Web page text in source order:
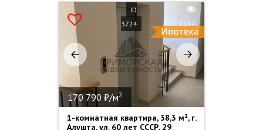
ID
3724
2014
170 790 ₽/м2
1-комнатная квартира, 38,3 м², г.
Алушта, ул. 60 лет СССР, 29